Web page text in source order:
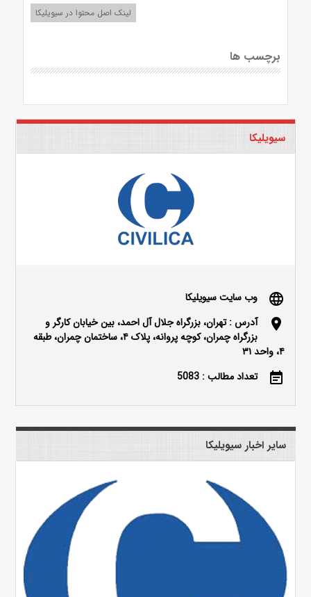
لینک اصل محتوا در سیویلیکا
برچسب ها
سیویلیکا
language وب سایت سیویلیکا
location_on
آدرس : تهران، بزرگراه جلال آل احمد، بین خیابان کارگر و
بزرگراه چمران، کوچه پروانه، پلاک ۴، ساختمان چمران، طبقه
۴، واحد ۳۱
event_note تعداد مطالب : 5083
سایر اخبار سیویلیکا